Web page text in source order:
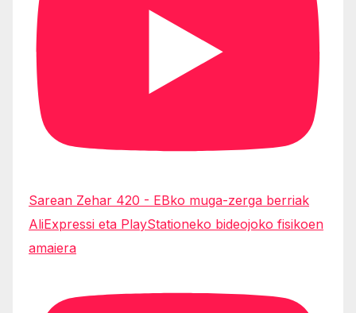
Sarean Zehar 420 - EBko muga-zerga berriak
AliExpressi eta PlayStationeko bideojoko fisikoen
amaiera